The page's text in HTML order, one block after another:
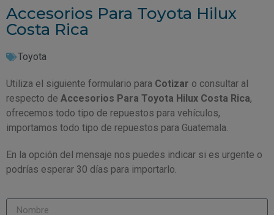
Accesorios Para Toyota Hilux
Costa Rica
Toyota
Utiliza el siguiente formulario para Cotizar o consultar al
respecto de Accesorios Para Toyota Hilux Costa Rica,
ofrecemos todo tipo de repuestos para vehículos,
importamos todo tipo de repuestos para Guatemala.
En la opción del mensaje nos puedes indicar si es urgente o
podrías esperar 30 días para importarlo.